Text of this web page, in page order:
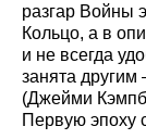
разгар Войны
Кольцо, а в
и не всегда
занята
(Джейми
Первую эпоху